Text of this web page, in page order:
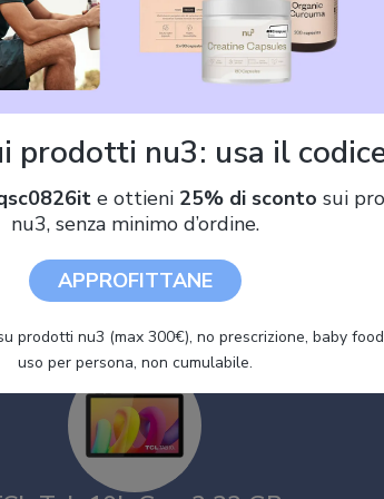
TCL Tab 10L Gen 2 32 GB
TCL TAB 10L 8491XEEA 32 GB QUAD
BLACK / NERO
prodotti nu3: usa il
e ottieni 25% di sconto sui
nu3, senza minimo d’ordine.
APPROFITTANE
prodotti nu3 (max 300€), no prescrizione, baby
uso per persona, non cumulabile.